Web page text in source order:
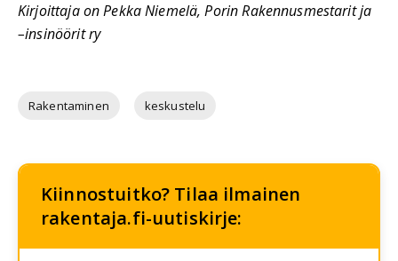
Kirjoittaja on Pekka Niemelä, Porin Rakennusmestarit ja
–insinöörit ry
Rakentaminen keskustelu
Kiinnostuitko? Tilaa ilmainen
rakentaja.fi-uutiskirje: